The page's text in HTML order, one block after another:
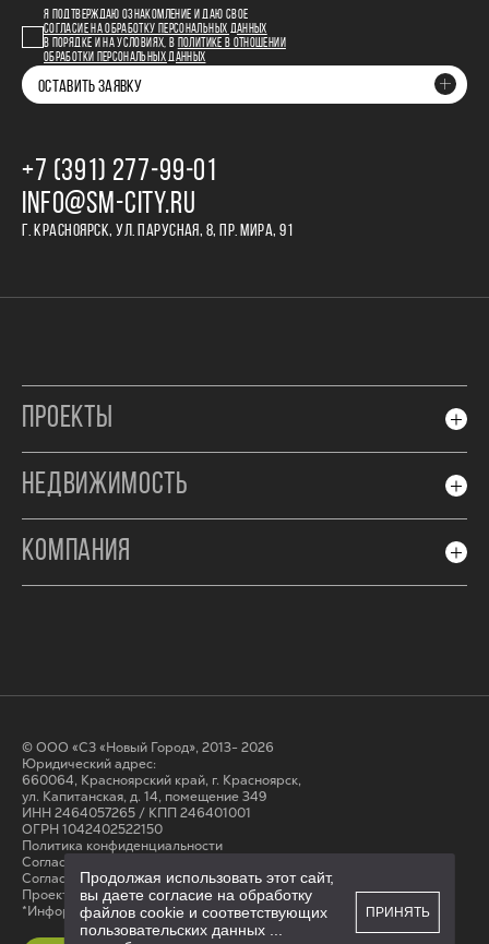
Я ПОДТВЕРЖДАЮ ОЗНАКОМЛЕНИЕ И ДАЮ СВОЕ
СОГЛАСИЕ НА ОБРАБОТКУ ПЕРСОНАЛЬНЫХ ДАННЫХ
В ПОРЯДКЕ И НА УСЛОВИЯХ, В
ПОЛИТИКЕ В ОТНОШЕНИИ
ОБРАБОТКИ ПЕРСОНАЛЬНЫХ ДАННЫХ
ОСТАВИТЬ ЗАЯВКУ
+7 (391) 277‒99‒01
INFO@SM-CITY.RU
Г. КРАСНОЯРСК, УЛ. ПАРУСНАЯ, 8, ПР. МИРА, 91
ПРОЕКТЫ
НЕДВИЖИМОСТЬ
КОМПАНИЯ
© ООО «СЗ «Новый Город», 2013- 2026
Юридический адрес:
660064, Красноярский край, г. Красноярск,
ул. Капитанская, д. 14, помещение 349
ИНН 2464057265 / КПП 246401001
ОГРН 1042402522150
Политика конфиденциальности
Согласие на обработку персональных данных
Cогласие на получение рассылки
Проектные декларации на сайте наш.дом.рф
*Информация на сайте не является публичной офертой
Продолжая использовать этот сайт,
вы даете согласие на обработку
файлов cookie и соответствующих
пользовательских данных
ПРИНЯТЬ